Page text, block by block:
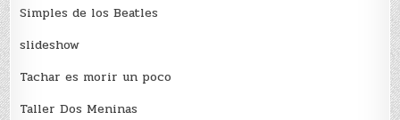
Simples de los Beatles
slideshow
Tachar es morir un poco
Taller Dos Meninas